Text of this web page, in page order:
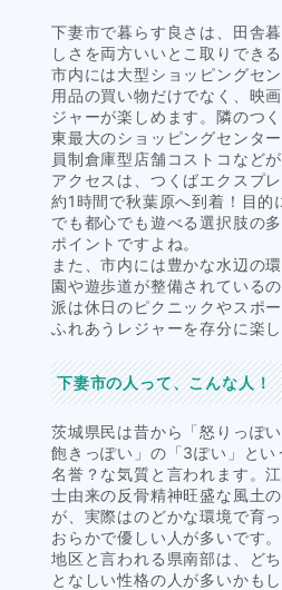
下妻市で暮らす良さは、田舎
しさを両方いいとこ取りできる
市内には大型ショッピングセ
用品の買い物だけでなく、映
ジャーが楽しめます。隣のつ
東最大のショッピングセンタ
員制倉庫型店舗コストコなど
アクセスは、つくばエクスプ
約1時間で秋葉原へ到着！目的
でも都心でも遊べる選択肢の
ポイントですよね。
また、市内には豊かな水辺の
園や遊歩道が整備されている
派は休日のピクニックやスポ
ふれあうレジャーを存分に楽し
下妻市の人って、こんな人！
茨城県民は昔から「怒りっぽい
飽きっぽい」の「3ぽい」とい
名誉？な気質と言われます。
士由来の反骨精神旺盛な風土
が、実際はのどかな環境で育
おらかで優しい人が多いです
地区と言われる県南部は、ど
となしい性格の人が多いかもし